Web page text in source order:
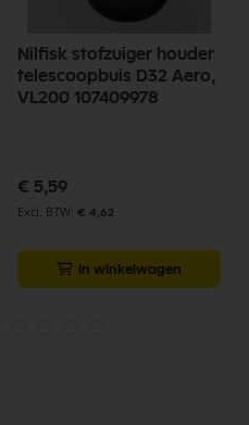
Nilfisk stofzuiger houder
telescoopbuis D32 Aero,
VL200 107409978
€ 5,59
€ 4,62
In winkelwagen